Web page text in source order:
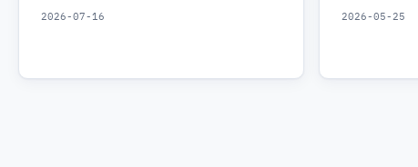
2026-07-16 2026-05-25